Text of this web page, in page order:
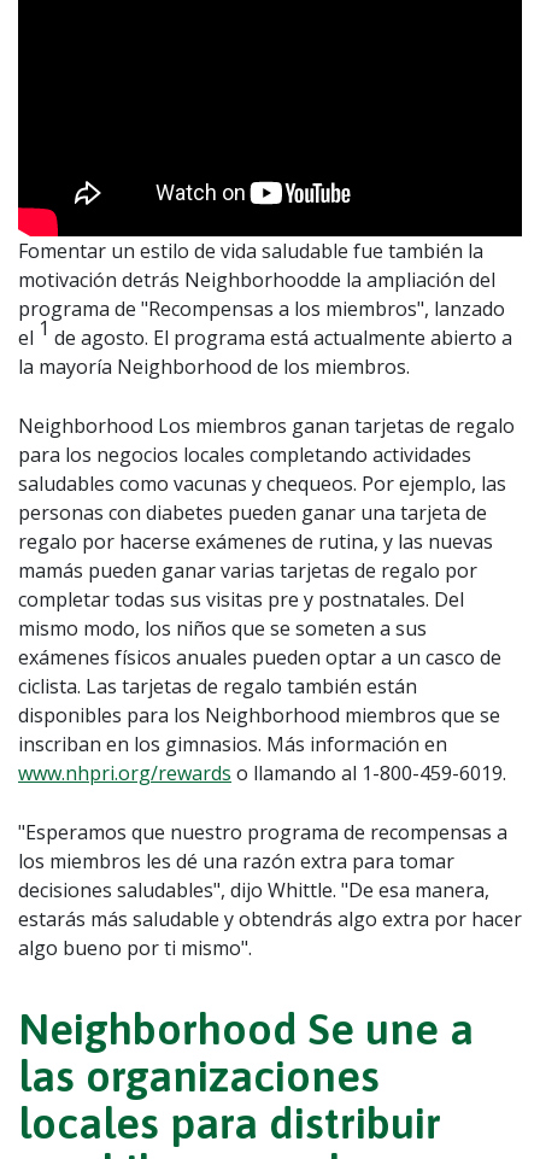
Fomentar un estilo de vida saludable fue también la
motivación detrás Neighborhoodde la ampliación del
programa de "Recompensas a los miembros", lanzado
el 1 de agosto. El programa está actualmente abierto a
la mayoría Neighborhood de los miembros.
Neighborhood Los miembros ganan tarjetas de regalo
para los negocios locales completando actividades
saludables como vacunas y chequeos. Por ejemplo, las
personas con diabetes pueden ganar una tarjeta de
regalo por hacerse exámenes de rutina, y las nuevas
mamás pueden ganar varias tarjetas de regalo por
completar todas sus visitas pre y postnatales. Del
mismo modo, los niños que se someten a sus
exámenes físicos anuales pueden optar a un casco de
ciclista. Las tarjetas de regalo también están
disponibles para los Neighborhood miembros que se
inscriban en los gimnasios. Más información en
www.nhpri.org/rewards o llamando al 1-800-459-6019.
"Esperamos que nuestro programa de recompensas a
los miembros les dé una razón extra para tomar
decisiones saludables", dijo Whittle. "De esa manera,
estarás más saludable y obtendrás algo extra por hacer
algo bueno por ti mismo".
Neighborhood Se une a
las organizaciones
locales para distribuir